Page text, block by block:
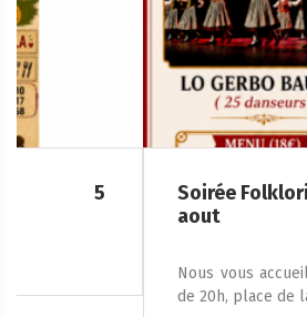
Soirée Folklorique –
Nous vous accueillons le samedi
de 20h, place de la […]